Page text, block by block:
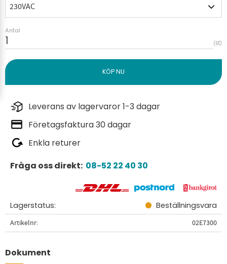
Antal
st
Leverans av lagervaror 1-3 dagar
Företagsfaktura 30 dagar
Enkla returer
Fråga oss direkt: 08-52 22 40 30
Lagerstatus Beställningsvara
Artikelnr 02E7300
Dokument